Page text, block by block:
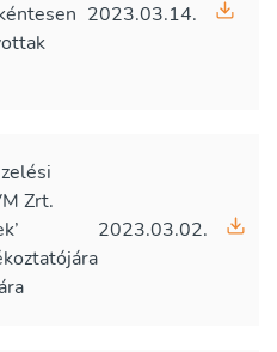
2023.03.14.
Zrt.
2023.03.02.